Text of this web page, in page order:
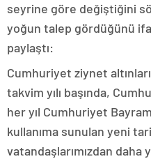
seyrine göre değiştiğini
yoğun talep gördüğünü
paylaştı:
Cumhuriyet ziynet
takvim yılı başında,
her yıl Cumhuriyet
kullanıma sunulan yeni
vatandaşlarımızdan